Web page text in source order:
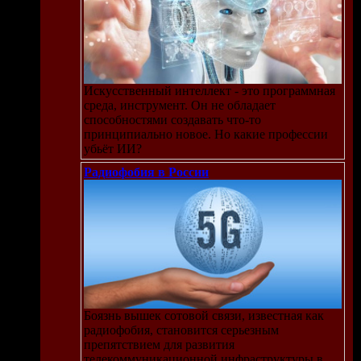
Искусственный интеллект - это программная
среда, инструмент. Он не обладает
способностями создавать что-то
принципиально новое. Но какие профессии
убьёт ИИ?
Радиофобия в России
Боязнь вышек сотовой связи, известная как
радиофобия, становится серьезным
препятствием для развития